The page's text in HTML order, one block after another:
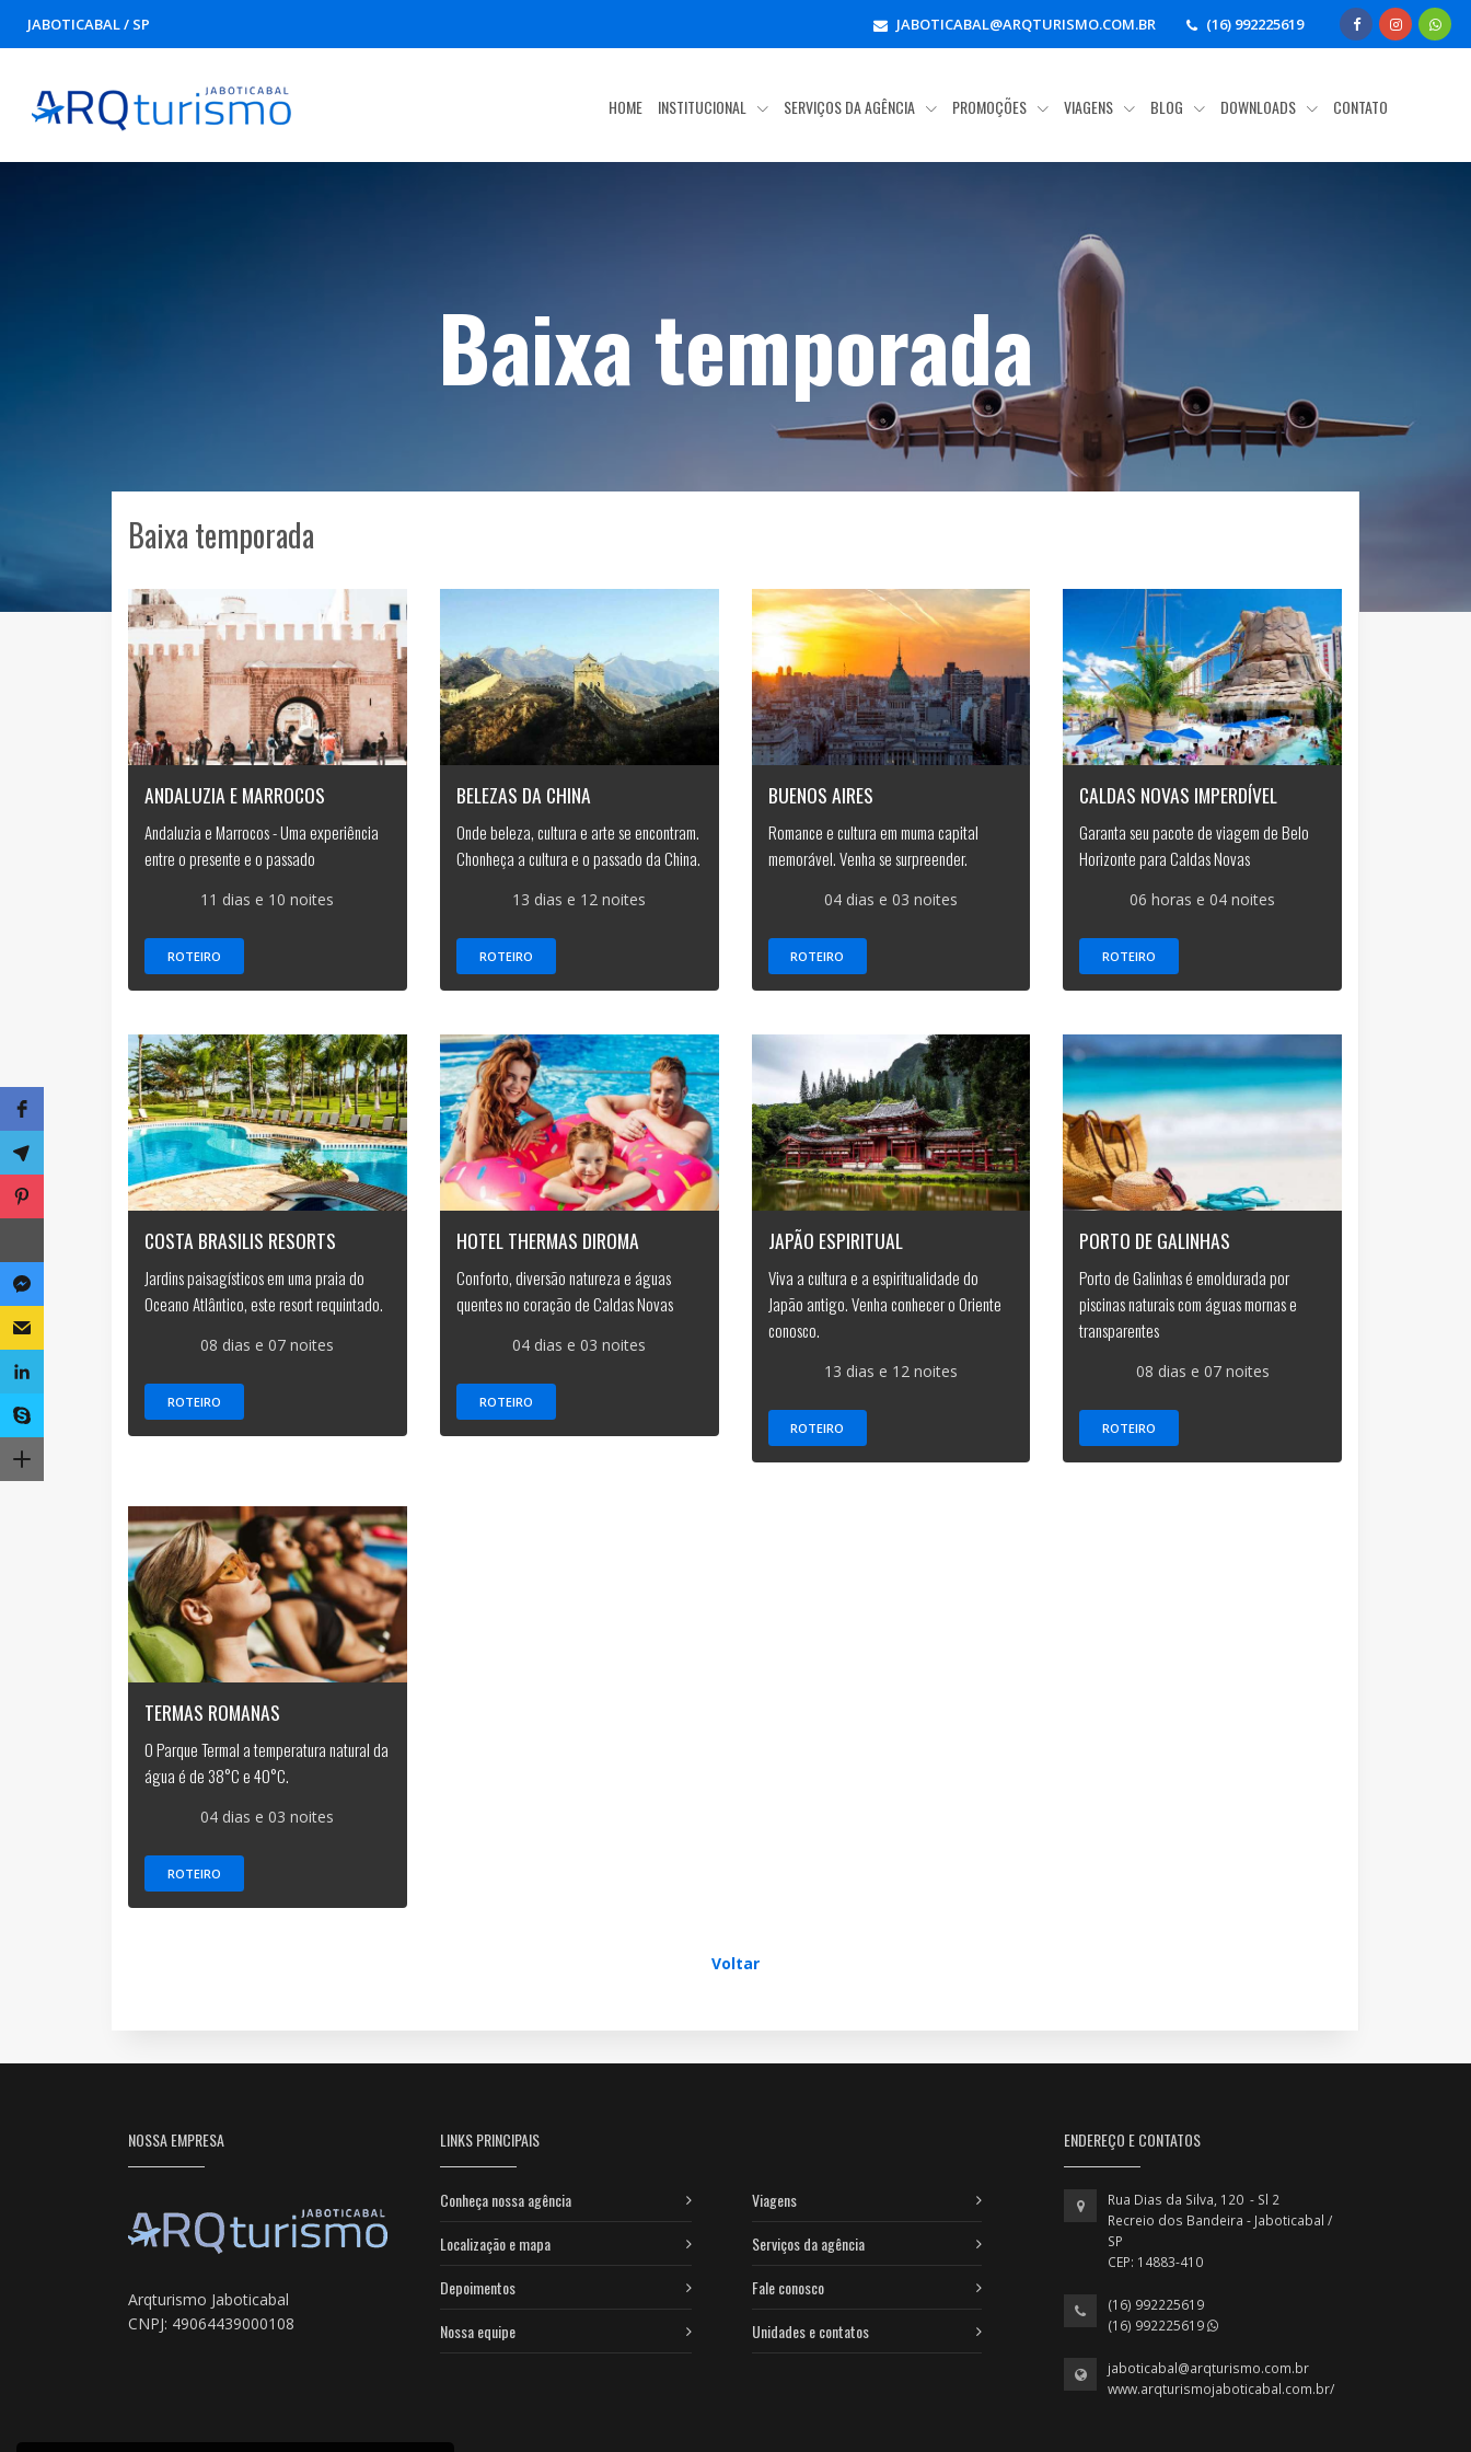
JABOTICABAL / SP JABOTICABAL@ARQTURISMO.COM.BR (16) 992225619
HOME INSTITUCIONAL SERVIÇOS DA AGÊNCIA PROMOÇÕES VIAGENS BLOG DOWNLOADS CONTATO
Baixa temporada
Baixa temporada
ANDALUZIA E MARROCOS
Andaluzia e Marrocos - Uma experiência
entre o presente e o passado
11 dias e 10 noites
ROTEIRO
BELEZAS DA CHINA
Onde beleza, cultura e arte se encontram.
Chonheça a cultura e o passado da China.
13 dias e 12 noites
ROTEIRO
BUENOS AIRES
Romance e cultura em muma capital
memorável. Venha se surpreender.
04 dias e 03 noites
ROTEIRO
CALDAS NOVAS IMPERDÍVEL
Garanta seu pacote de viagem de Belo
Horizonte para Caldas Novas
06 horas e 04 noites
ROTEIRO
COSTA BRASILIS RESORTS
Jardins paisagísticos em uma praia do
Oceano Atlântico, este resort requintado.
08 dias e 07 noites
ROTEIRO
HOTEL THERMAS DIROMA
Conforto, diversão natureza e águas
quentes no coração de Caldas Novas
04 dias e 03 noites
ROTEIRO
JAPÃO ESPIRITUAL
Viva a cultura e a espiritualidade do
Japão antigo. Venha conhecer o Oriente
conosco.
13 dias e 12 noites
ROTEIRO
PORTO DE GALINHAS
Porto de Galinhas é emoldurada por
piscinas naturais com águas mornas e
transparentes
08 dias e 07 noites
ROTEIRO
TERMAS ROMANAS
O Parque Termal a temperatura natural da
água é de 38°C e 40°C.
04 dias e 03 noites
ROTEIRO
Voltar
NOSSA EMPRESA
Arqturismo Jaboticabal
CNPJ: 49064439000108
LINKS PRINCIPAIS
Conheça nossa agência
Localização e mapa
Depoimentos
Nossa equipe
Viagens
Serviços da agência
Fale conosco
Unidades e contatos
ENDEREÇO E CONTATOS
Rua Dias da Silva, 120 - Sl 2
Recreio dos Bandeira - Jaboticabal /
SP
CEP: 14883-410
(16) 992225619
(16) 992225619
jaboticabal@arqturismo.com.br
www.arqturismojaboticabal.com.br/